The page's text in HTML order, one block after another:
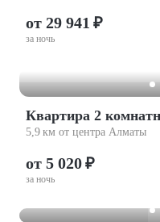
от 29 941 ₽
за ночь
5,9 км от центра Алматы
от 5 020 ₽
за ночь